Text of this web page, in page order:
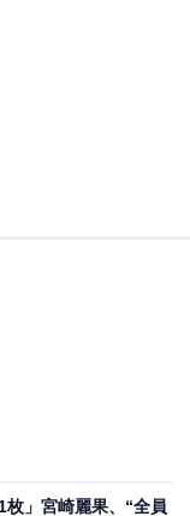
枚」宮崎麗果、“全員